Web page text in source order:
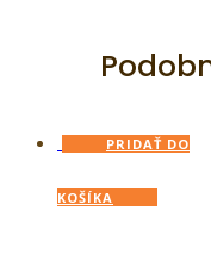
PRIDAŤ DO
KOŠÍKA